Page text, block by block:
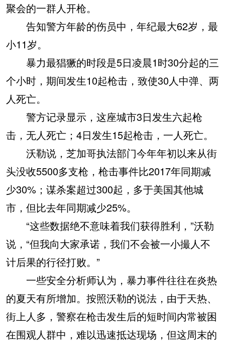
聚会的一群人开枪。
告知警方年龄的伤员中，年纪最大62岁，最
小11岁。
暴力最猖獗的时段是5日凌晨1时30分起的三
个小时，期间发生10起枪击，致使30人中弹、两
人死亡。
警方记录显示，这座城市3日发生六起枪
击，无人死亡；4日发生15起枪击，一人死亡。
沃勒说，芝加哥执法部门今年年初以来从街
头没收5500多支枪，枪击事件比2017年同期减
少30%；谋杀案超过300起，多于美国其他城
市，但比去年同期减少25%。
“这些数据绝不意味着我们获得胜利，”沃勒
说，“但我向大家承诺，我们不会被一小撮人不
计后果的行径打败。”
一些安全分析师认为，暴力事件往往在炎热
的夏天有所增加。按照沃勒的说法，由于天热、
街上人多，警察在枪击发生后的短时间内常被困
在围观人群中，难以迅速抵达现场，但这周末的